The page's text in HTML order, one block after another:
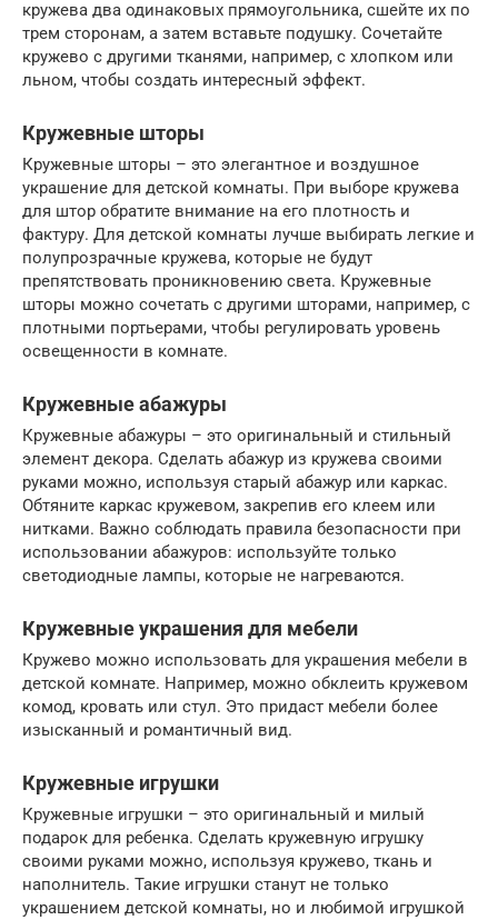
кружева два одинаковых прямоугольника, сшейте их по
трем сторонам, а затем вставьте подушку. Сочетайте
кружево с другими тканями, например, с хлопком или
льном, чтобы создать интересный эффект.
Кружевные шторы
Кружевные шторы – это элегантное и воздушное
украшение для детской комнаты. При выборе кружева
для штор обратите внимание на его плотность и
фактуру. Для детской комнаты лучше выбирать легкие и
полупрозрачные кружева, которые не будут
препятствовать проникновению света. Кружевные
шторы можно сочетать с другими шторами, например, с
плотными портьерами, чтобы регулировать уровень
освещенности в комнате.
Кружевные абажуры
Кружевные абажуры – это оригинальный и стильный
элемент декора. Сделать абажур из кружева своими
руками можно, используя старый абажур или каркас.
Обтяните каркас кружевом, закрепив его клеем или
нитками. Важно соблюдать правила безопасности при
использовании абажуров: используйте только
светодиодные лампы, которые не нагреваются.
Кружевные украшения для мебели
Кружево можно использовать для украшения мебели в
детской комнате. Например, можно обклеить кружевом
комод, кровать или стул. Это придаст мебели более
изысканный и романтичный вид.
Кружевные игрушки
Кружевные игрушки – это оригинальный и милый
подарок для ребенка. Сделать кружевную игрушку
своими руками можно, используя кружево, ткань и
наполнитель. Такие игрушки станут не только
украшением детской комнаты, но и любимой игрушкой